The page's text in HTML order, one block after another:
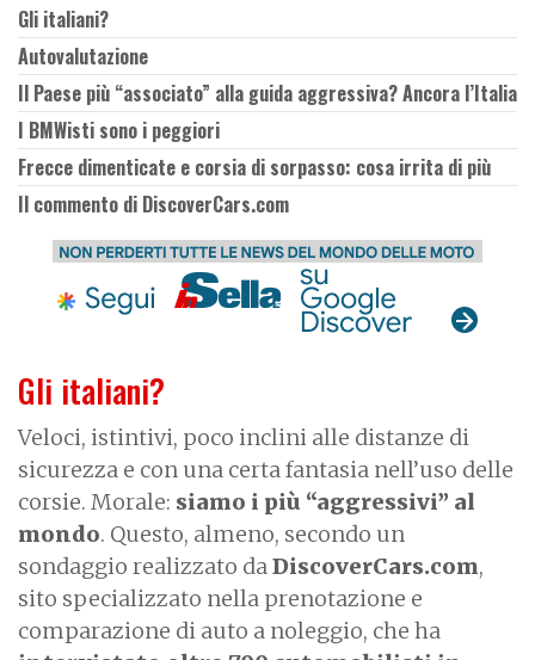
Gli italiani?
Veloci, istintivi, poco inclini alle distanze di
sicurezza e con una certa fantasia nell’uso delle
corsie. Morale: siamo i più “aggressivi” al
mondo. Questo, almeno, secondo un
sondaggio realizzato daDiscoverCars.com,
sito specializzato nella prenotazione e
comparazione di auto a noleggio, che ha
Gli italiani?
Autovalutazione
Il Paese più “associato” alla guida aggressiva? Ancora l’Italia
I BMWisti sono i peggiori
Frecce dimenticate e corsia di sorpasso: cosa irrita di più
Il commento di DiscoverCars.com